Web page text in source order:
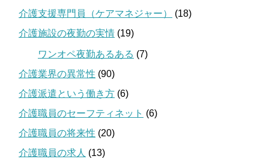
介護支援専門員（ケアマネジャー）
(18)
介護施設の夜勤の実情 (19)
ワンオペ夜勤あるある (7)
介護業界の異常性 (90)
介護派遣という働き方 (6)
介護職員のセーフティネット (6)
介護職員の将来性 (20)
介護職員の求人 (13)